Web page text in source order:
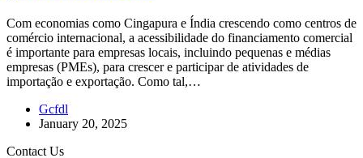
Com economias como Cingapura e Índia crescendo como centros de
comércio internacional, a acessibilidade do financiamento comercial
é importante para empresas locais, incluindo pequenas e médias
empresas (PMEs), para crescer e participar de atividades de
importação e exportação. Como tal,…
Gcfdl
January 20, 2025
Contact Us